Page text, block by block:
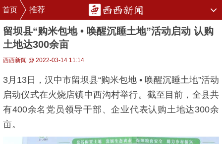
首页 推荐
留坝县“购米包地 • 唤醒沉睡土地”活动启动 认购
土地达300余亩
西西新闻 @ 2022-03-14 11:14
3月13日，汉中市留坝县“购米包地 • 唤醒沉睡土地”活动
启动仪式在火烧店镇中西沟村举行。截至目前，全县共
有400余名党员领导干部、企业代表认购土地达300余
亩。